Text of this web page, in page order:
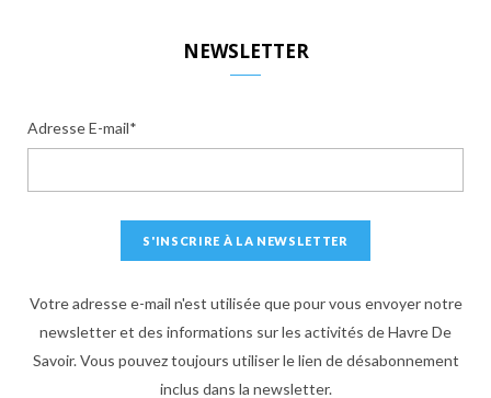
NEWSLETTER
Adresse E-mail*
Votre adresse e-mail n'est utilisée que pour vous envoyer notre
newsletter et des informations sur les activités de Havre De
Savoir. Vous pouvez toujours utiliser le lien de désabonnement
inclus dans la newsletter.